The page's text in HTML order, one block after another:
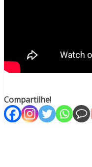
Compartilhe!